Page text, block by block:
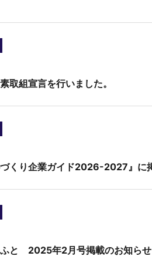
取組宣言を行いました。
づくり企業ガイド2026-2027』に
ふと 2025年2月号掲載のお知らせ